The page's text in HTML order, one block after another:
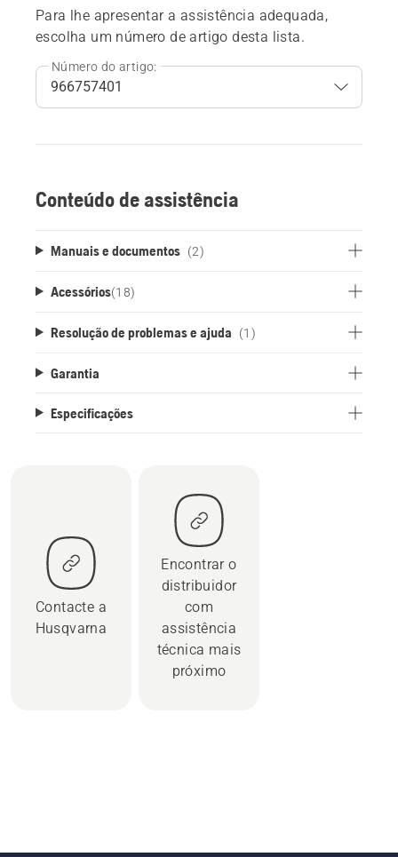
Para lhe apresentar a assistência adequada,
escolha um número de artigo desta lista.
Número do artigo:
Conteúdo de assistência
Manuais e documentos (2)
Acessórios(18)
Resolução de problemas e ajuda (1)
Garantia
Especificações
Contacte a
Husqvarna
Encontrar o
distribuidor
com
assistência
técnica mais
próximo